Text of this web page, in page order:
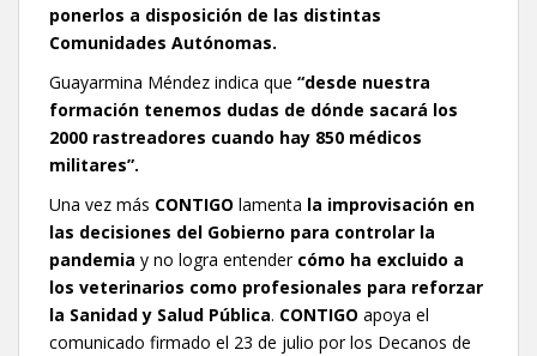
ponerlos a disposición de las distintas
Comunidades Autónomas.
Guayarmina Méndez indica que “desde nuestra
formación tenemos dudas de dónde sacará los
2000 rastreadores cuando hay 850 médicos
militares”.
Una vez más CONTIGO lamenta la improvisación en
las decisiones del Gobierno para controlar la
pandemia y no logra entender cómo ha excluido a
los veterinarios como profesionales para reforzar
la Sanidad y Salud Pública. CONTIGO apoya el
comunicado firmado el 23 de julio por los Decanos de